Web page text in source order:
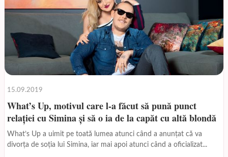
15.09.2019
What’s Up, motivul care l-a făcut să pună punct
relației cu Simina și să o ia de la capăt cu altă blondă
What’s Up a uimit pe toată lumea atunci când a anunțat că va
divorța de soția lui Simina, iar mai apoi atunci când a oficializat...